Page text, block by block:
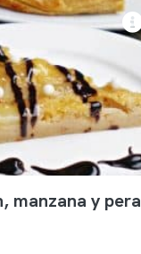
manzana y pera